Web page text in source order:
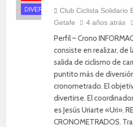
DIVERSIÓN Club Ciclista Solidario
Getafe
4 años atrás
Perfil – Crono
consiste en realizar, de
salida de ciclismo de
puntito más de
cronometrado. El
divertirse. El
es Jesús Uriarte «Uri».
CRONOMETRADOS.